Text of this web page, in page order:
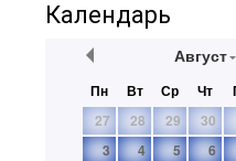
Календарь
Август
Пн Вт Ср Чт
27
28 29 30
3
4 5 6